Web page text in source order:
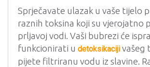
Sprječavate ulazak u vaše tijelo
raznih toksina koji su vjerojatno
prljavoj vodi. Vaši bubrezi će
funkcionirati u detoksikaciji vašeg
pijete filtriranu vodu iz slavine.